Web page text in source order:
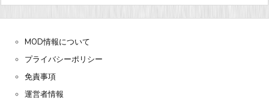
MOD情報について
プライバシーポリシー
免責事項
運営者情報